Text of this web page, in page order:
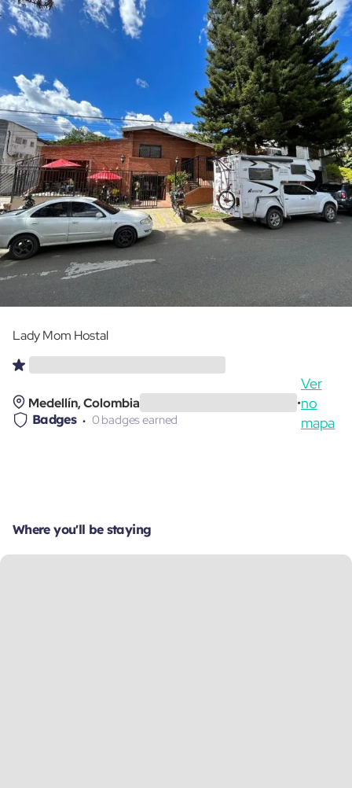
Lady Mom Hostal
Medellín, Colombia •
Ver
no
mapa
Badges 0 badges earned
Where you'll be staying